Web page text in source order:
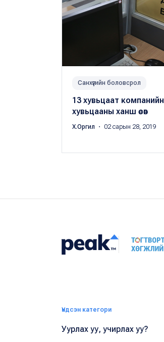
Санхүүгийн боловсрол
13 хувьцаат компанийн
хувьцааны ханш өсөв
Х.Оргил ・ 02 сарын 28, 2019
Үндсэн категори
Уурлах уу, учирлах уу?